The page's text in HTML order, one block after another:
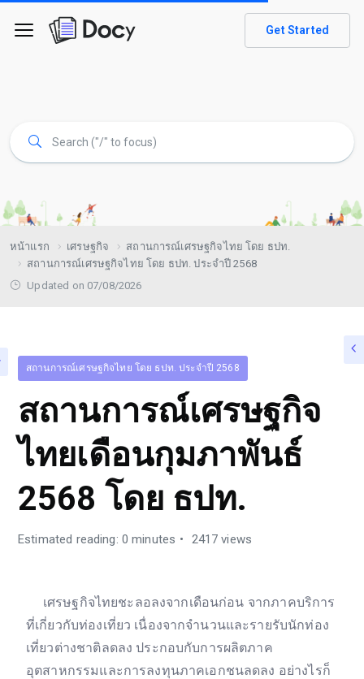
Get Started
หน้าแรก เศรษฐกิจ
สถานการณ์เศรษฐกิจไทย โดย ธปท.
สถานการณ์เศรษฐกิจไทย โดย ธปท. ประจำปี 2568
Updated on 07/08/2026
สถานการณ์เศรษฐกิจไทย โดย ธปท. ประจำปี 2568
สถานการณ์เศรษฐกิจ
ไทยเดือนกุมภาพันธ์
2568 โดย ธปท.
Estimated reading: 0 minutes 2417 views
เศรษฐกิจไทยชะลอลงจากเดือนก่อน จากภาคบริการ
ที่เกี่ยวกับท่องเที่ยว เนื่องจากจำนวนและรายรับนักท่อง
เที่ยวต่างชาติลดลง ประกอบกับการผลิตภาค
อุตสาหกรรมและการลงทุนภาคเอกชนลดลง อย่างไรก็